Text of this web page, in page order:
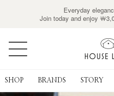
Everyday
Join today and enjoy ￦
SHOP BRANDS STORY